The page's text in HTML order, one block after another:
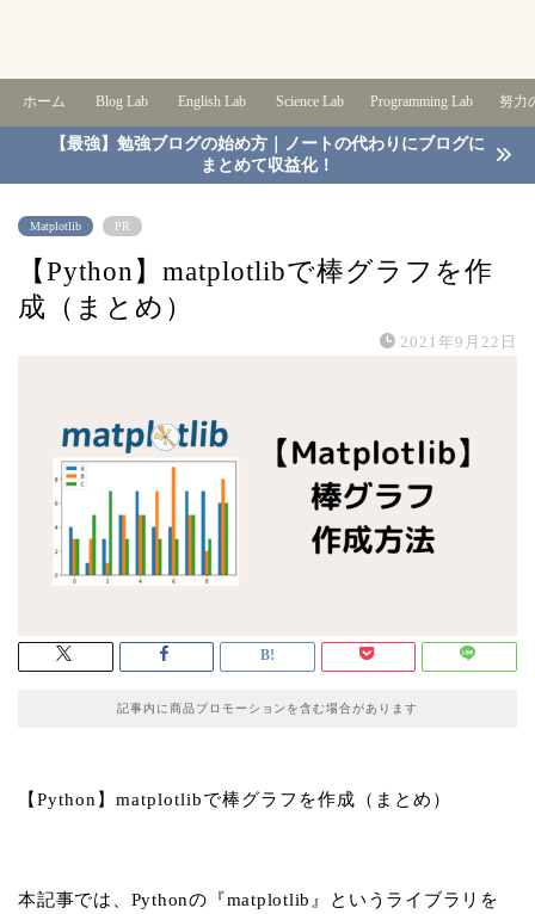
ホーム Blog Lab English Lab Science Lab Programming Lab 努力
【最強】勉強ブログの始め方｜ノートの代わりにブログに
まとめて収益化！
Matplotlib PR
【Python】matplotlibで棒グラフを作
成（まとめ）
2021年9月22日
記事内に商品プロモーションを含む場合があります
【Python】matplotlibで棒グラフを作成（まとめ）
本記事では、Pythonの『matplotlib』というライブラリを